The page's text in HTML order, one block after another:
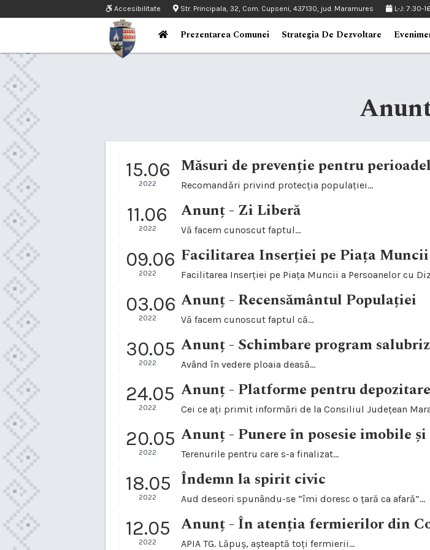
Accesibilitate Str. Principala, 32, Com. Cupseni, 437130, jud. Maramures L-J: 7:30-
Prezentarea Comunei Strategia De Dezvoltare
15.06
2022
Măsuri de prevenție pentru
Recomandări privind protecția populației...
11.06
2022
Anunț - Zi Liberă
Vă facem cunoscut faptul...
09.06
2022
Facilitarea Inserției pe Piața
Facilitarea Inserției pe Piața Muncii a Persoanelor cu
03.06
2022
Anunț - Recensământul Populației
Vă facem cunoscut faptul că...
30.05
2022
Anunț - Schimbare program
Având în vedere ploaia deasă...
24.05
2022
Anunț - Platforme pentru
Cei ce ați primit informări de la Consiliul Județean
20.05
2022
Anunț - Punere în posesie imobile
Terenurile pentru care s-a finalizat...
18.05
2022
Îndemn la spirit civic
Aud deseori spunându-se “îmi doresc o țară ca afară”...
12.05
2022
Anunț - În atenția fermierilor din
APIA TG. Lăpuș, așteaptă toți fermierii...